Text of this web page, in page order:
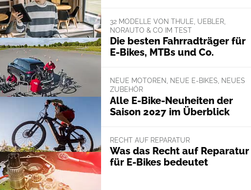
32 MODELLE VON THULE, UEBLER,
NORAUTO & CO IM TEST
Die besten Fahrradträger für
E-Bikes, MTBs und Co.
NEUE MOTOREN, NEUE E-BIKES, NEUES
ZUBEHÖR
Alle E-Bike-Neuheiten der
Saison 2027 im Überblick
RECHT AUF REPARATUR
Was das Recht auf Reparatur
für E-Bikes bedeutet